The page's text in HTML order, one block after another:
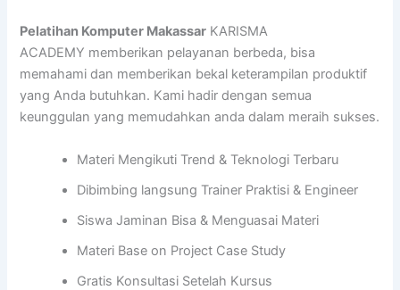
Pelatihan Komputer Makassar KARISMA
ACADEMY memberikan pelayanan berbeda, bisa
memahami dan memberikan bekal keterampilan produktif
yang Anda butuhkan. Kami hadir dengan semua
keunggulan yang memudahkan anda dalam meraih sukses.
Materi Mengikuti Trend & Teknologi Terbaru
Dibimbing langsung Trainer Praktisi & Engineer
Siswa Jaminan Bisa & Menguasai Materi
Materi Base on Project Case Study
Gratis Konsultasi Setelah Kursus